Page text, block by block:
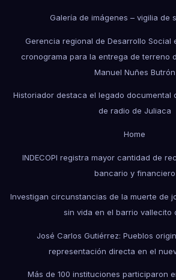
Galería de imágenes – vigilia de
Gerencia regional de Desarrollo Social
cronograma para la entrega de terreno
Manuel Nuñes Butrón
Historiador destaca el legado documental
de radio de Juliaca
Home
INDECOPI registra mayor cantidad de
bancario y financiero
Investigan circunstancias de la muerte de
sin vida en el barrio vallecito
José Carlos Gutiérrez: Pueblos
representación directa en el
Más de 100 instituciones participaron